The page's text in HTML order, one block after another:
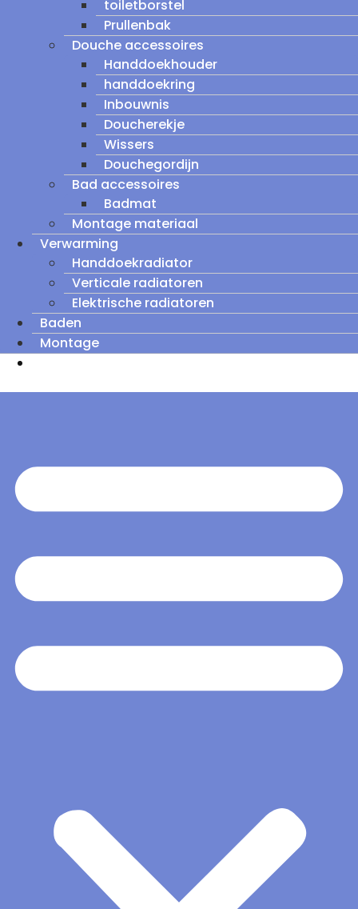
toiletborstel
Prullenbak
Douche accessoires
Handdoekhouder
handdoekring
Inbouwnis
Doucherekje
Wissers
Douchegordijn
Bad accessoires
Badmat
Montage materiaal
Verwarming
Handdoekradiator
Verticale radiatoren
Elektrische radiatoren
Baden
Montage